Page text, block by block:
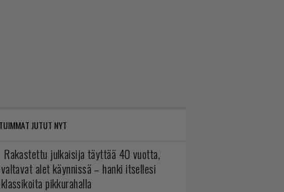
JUTUT NYT
Rakastettu julkaisija täyttää 40 vuotta,
valtavat alet käynnissä – hanki itsellesi
klassikoita pikkurahalla